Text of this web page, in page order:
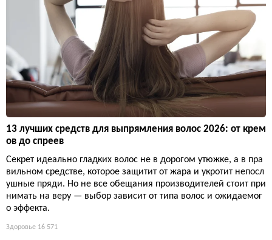
13 лучших средств для выпрямления волос 2026: от крем
ов до спреев
Секрет идеально гладких волос не в дорогом утюжке, а в пра
вильном средстве, которое защитит от жара и укротит непосл
ушные пряди. Но не все обещания производителей стоит при
нимать на веру — выбор зависит от типа волос и ожидаемог
о эффекта.
Здоровье 16 571